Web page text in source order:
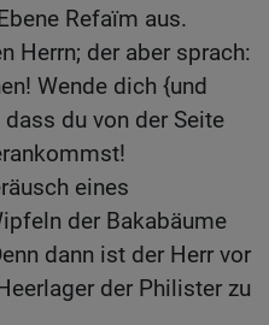
Refaïm aus.
Herrn; der aber sprach:
Wende dich {und
du von der Seite
eines
der Bakabäume
dann ist der Herr vor
der Philister zu